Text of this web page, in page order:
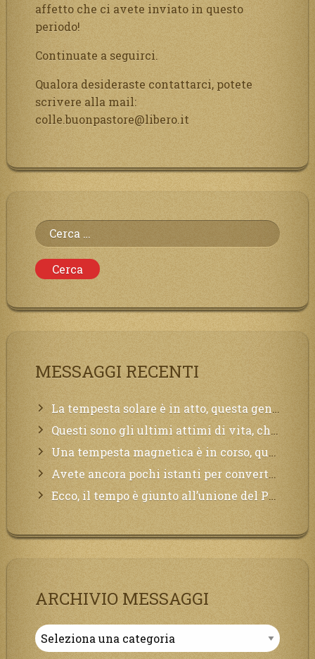
affetto che ci avete inviato in questo
periodo!
Continuate a seguirci.
Qualora desideraste contattarci, potete
scrivere alla mail:
colle.buonpastore@libero.it
Ricerca
per:
MESSAGGI RECENTI
La tempesta solare è in atto, questa generazione soffrirà molto, la Terra arderà, l’acqua sarà contaminata, il cibo non sarà più nelle vostre mense.
Questi sono gli ultimi attimi di vita, chi si vuole salvare Mi chiami in suo aiuto.
Una tempesta magnetica è in corso, questa generazione patirà. Il black out non tarderà ad arrivare e tutta la Terra sarà oscurata.
Avete ancora pochi istanti per convertirvi, non perdete tempo, la sciagura arriverà all’improvviso e per chi non si sarà preparato saranno dolori.
Ecco, il tempo è giunto all’unione del Padre con il figlio, non avete che da attendere pochissimo.
ARCHIVIO MESSAGGI
Archivio
Messaggi